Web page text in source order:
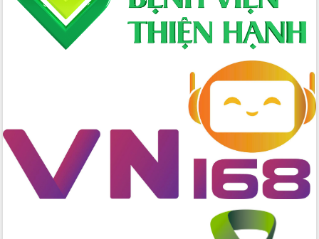
Đắk Lắk định vị thương hiệu du lịch
“Biển – Rừng – Cà phê” trong không
gian phát triển mới
Công bố quyết định của Ban Thường
vụ Tỉnh ủy về công tác cán bộ.
Thủ tướng Phạm Minh Chính: Khẩn
trương tái thiết cuộc sống người dân
sau thiên tai